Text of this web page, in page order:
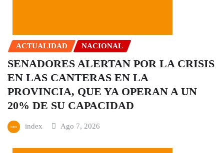
ACTUALIDAD NACIONAL
SENADORES ALERTAN POR LA CRISIS
EN LAS CANTERAS EN LA
PROVINCIA, QUE YA OPERAN A UN
20% DE SU CAPACIDAD
index Ago 7, 2026